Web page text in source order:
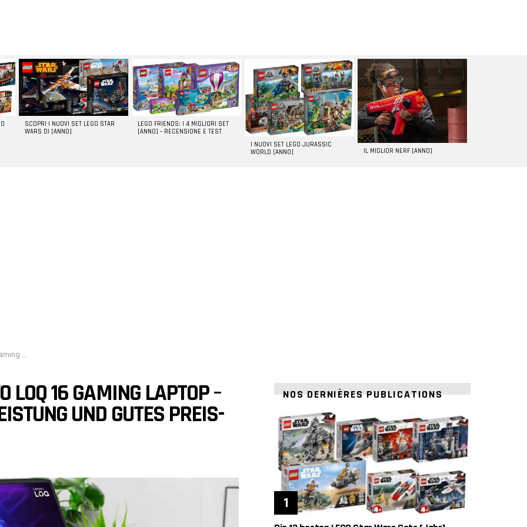
SCOPRI I NUOVI SET LEGO STAR
WARS DI [ANNO]
LEGO FRIENDS: I 4 MIGLIORI SET
[ANNO] – RECENSIONE E TEST
I NUOVI SET LEGO JURASSIC
WORLD [ANNO]
IL MIGLIOR NERF [ANNO]
Verhältnis
LOQ 16 GAMING LAPTOP –
UND GUTES PREIS-L
NOS DERNIÈRES PUBLICATIONS